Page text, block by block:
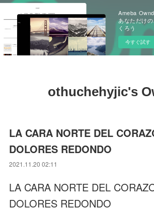
Ameba
あなただけ
くろう
今すぐ試す
othuchehyjic's
LA CARA NORTE DEL
DOLORES REDONDO
2021.11.20 02:11
LA CARA NORTE DEL
DOLORES REDONDO